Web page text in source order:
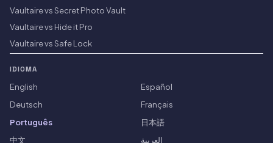
Vaultaire vs Secret Photo Vault
Vaultaire vs Hide it Pro
Vaultaire vs Safe Lock
IDIOMA
English
Español
Deutsch
Français
Português
日本語
中文
العربية